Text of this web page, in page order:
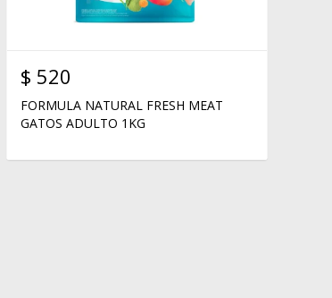
$ 520
FORMULA NATURAL FRESH MEAT
GATOS ADULTO 1KG